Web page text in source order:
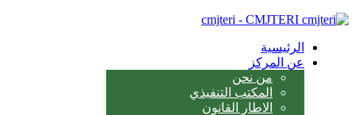
cmjteri - CMJTERI
الرئيسية
عن المركز
من نحن
المكتب التنفيذي
الاطار القانون